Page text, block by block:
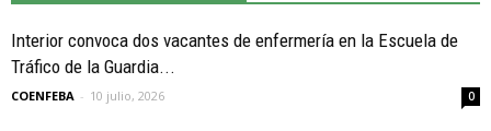
Interior convoca dos vacantes de enfermería en la Escuela de
Tráfico de la Guardia...
COENFEBA - 10 julio, 2026 0